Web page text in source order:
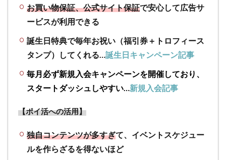
た結
果
4.2
規登
録キ
ャン
ペー
お得
ャン
ンか
お買い物保証、公式サイト保証で安心して広告サ
ービスが利用できる
誕生日特典で毎年お祝い（福引券＋トロフィース
タンプ）してくれる…誕生日キャンペーン記事
毎月必ず新規入会キャンペーンを開催しており、
スタートダッシュしやすい…新規入会記事
【ポイ活への活用】
独自コンテンツが多すぎて、イベントスケジュー
ルを作らざるを得ないほど